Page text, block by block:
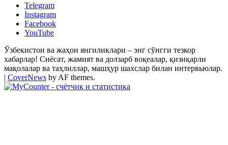
Telegram
Instagram
Facebook
YouTube
Ўзбекистон ва жаҳон янгиликлари – энг сўнгги тезкор
хабарлар! Сиёсат, жамият ва долзарб воқеалар, қизиқарли
мақолалар ва таҳлиллар, машҳур шахслар билан интервьюлар.
| CoverNews by AF themes.